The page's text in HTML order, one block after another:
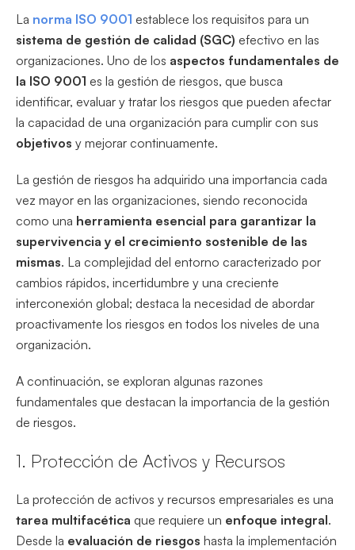
La norma ISO 9001 establece los requisitos para un
sistema de gestión de calidad (SGC) efectivo en las
organizaciones. Uno de los aspectos fundamentales de
la ISO 9001 es la gestión de riesgos, que busca
identificar, evaluar y tratar los riesgos que pueden afectar
la capacidad de una organización para cumplir con sus
objetivos y mejorar continuamente.
La gestión de riesgos ha adquirido una importancia cada
vez mayor en las organizaciones, siendo reconocida
como una herramienta esencial para garantizar la
supervivencia y el crecimiento sostenible de las
mismas. La complejidad del entorno caracterizado por
cambios rápidos, incertidumbre y una creciente
interconexión global; destaca la necesidad de abordar
proactivamente los riesgos en todos los niveles de una
organización.
A continuación, se exploran algunas razones
fundamentales que destacan la importancia de la gestión
de riesgos.
1. Protección de Activos y Recursos
La protección de activos y recursos empresariales es una
tarea multifacética que requiere un enfoque integral.
Desde la evaluación de riesgos hasta la implementación